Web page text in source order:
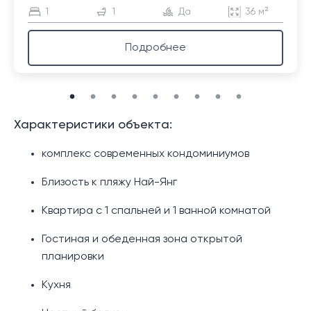
1 1 Да 36 м²
Подробнее
Характеристики объекта:
комплекс современных кондоминиумов
Близость к пляжу Най-Янг
Квартира с 1 спальней и 1 ванной комнатой
Гостиная и обеденная зона открытой
планировки
Кухня